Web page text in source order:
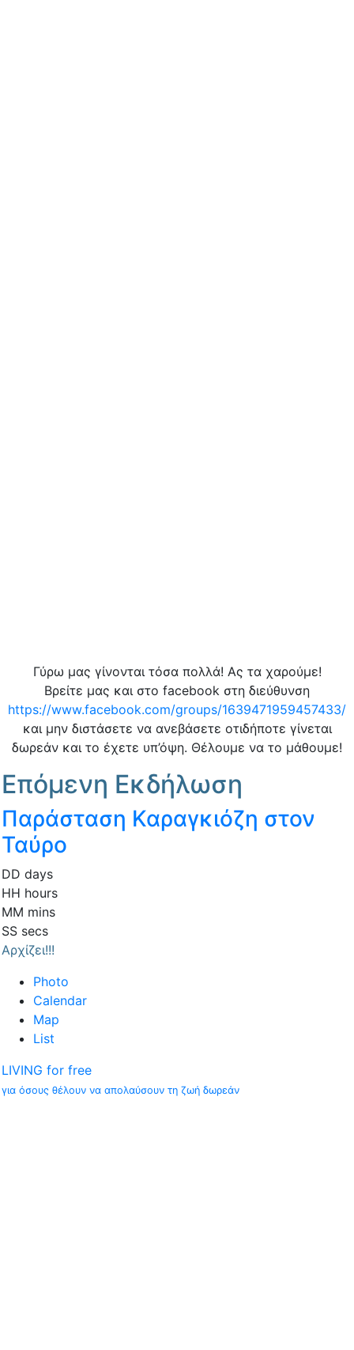
Γύρω μας γίνονται τόσα πολλά! Ας τα χαρούμε!
Βρείτε μας και στο facebook στη διεύθυνση
https://www.facebook.com/groups/1639471959457433/
και μην διστάσετε να ανεβάσετε οτιδήποτε γίνεται
δωρεάν και το έχετε υπ’όψη. Θέλουμε να το μάθουμε!
Επόμενη Εκδήλωση
Παράσταση Καραγκιόζη στον
Ταύρο
DD days
HH hours
MM mins
SS secs
Αρχίζει!!!
Photo
Calendar
Map
List
LIVING for free
για όσους θέλουν να απολαύσουν τη ζωή δωρεάν